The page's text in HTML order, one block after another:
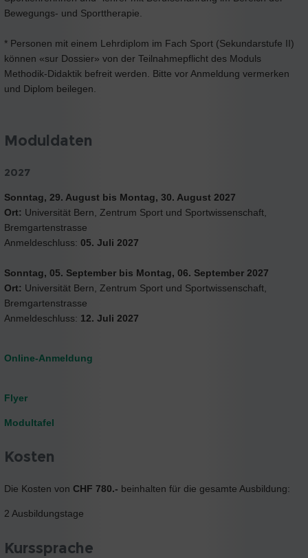
Bewegungs- und Sporttherapie.
* Personen mit einem Lehrdiplom im Fach Sport (Sekundarstufe II)
können «sur Dossier» von der Teilnahmepflicht des Moduls
Methodik-Didaktik befreit werden. Bitte vor Anmeldung vermerken
und Diplom beilegen.
Moduldaten
2027
Sonntag, 29. August bis Montag, 30. August 2027
Ort: Universität Bern, Zentrum Sport und Sportwissenschaft,
Bremgartenstrasse
Anmeldeschluss: 05. Juli 2027
Sonntag, 05. September bis Montag, 06. September 2027
Ort: Universität Bern, Zentrum Sport und Sportwissenschaft,
Bremgartenstrasse
Anmeldeschluss: 12. Juli 2027
Online-Anmeldung
Flyer
Modultafel
Kosten
Die Kosten von CHF 780.- beinhalten für die gesamte Ausbildung:
2 Ausbildungstage
Kurssprache